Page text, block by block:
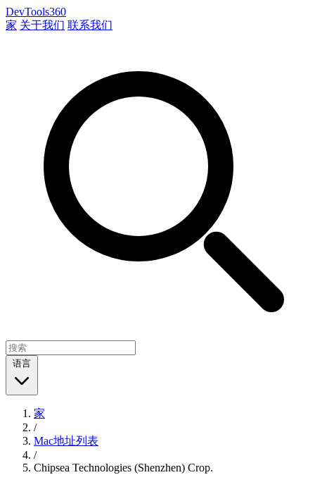
DevTools360
家 关于我们 联系我们
语言
家
/
Mac地址列表
/
Chipsea Technologies (Shenzhen) Crop.